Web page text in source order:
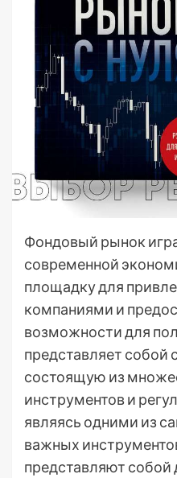
Фондовый рынок
современной
площадку для
компаниями и
возможности для
представляет
состоящую из
инструментов и
являясь одними из
важных
представляют собой